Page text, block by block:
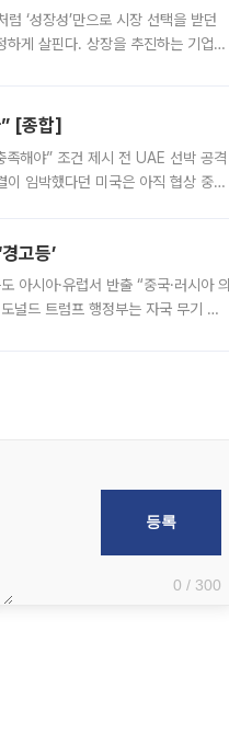
‘성장성’만으로 시장 선택을 받던
게 살핀다. 상장을 추진하는 기업들
[종합]
족해야” 조건 제시 전 UAE 선박 공격
임박했다던 미국은 아직 협상 중이
고등’
시아·유럽서 반출 “중국·러시아 의
널드 트럼프 행정부는 자국 무기 공
0 / 300